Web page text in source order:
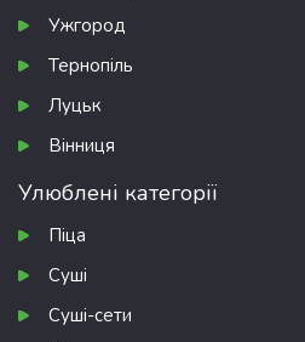
Ужгород
Тернопіль
Луцьк
Вінниця
Улюблені категорії
Піца
Суші
Суші-сети